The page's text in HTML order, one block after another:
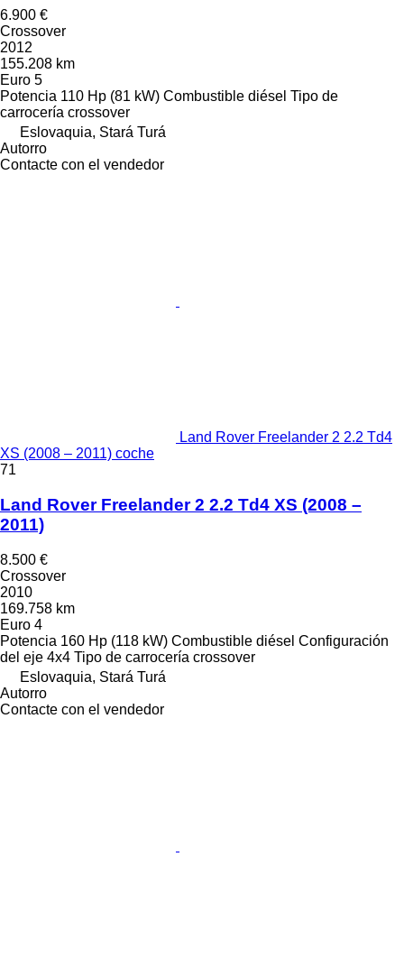
6.900 €
Crossover
2012
155.208 km
Euro 5
Potencia 110 Hp (81 kW) Combustible diésel Tipo de
carrocería crossover
Eslovaquia, Stará Turá
Autorro
Contacte con el vendedor
Land Rover Freelander 2 2.2 Td4
XS (2008 – 2011) coche
71
Land Rover Freelander 2 2.2 Td4 XS (2008 –
2011)
8.500 €
Crossover
2010
169.758 km
Euro 4
Potencia 160 Hp (118 kW) Combustible diésel Configuración
del eje 4x4 Tipo de carrocería crossover
Eslovaquia, Stará Turá
Autorro
Contacte con el vendedor